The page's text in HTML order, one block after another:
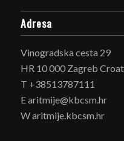
Adresa
Vinogradska cesta 29
HR 10 000 Zagreb
T +38513787111
E aritmije@kbcsm.hr
W aritmije.kbcsm.hr